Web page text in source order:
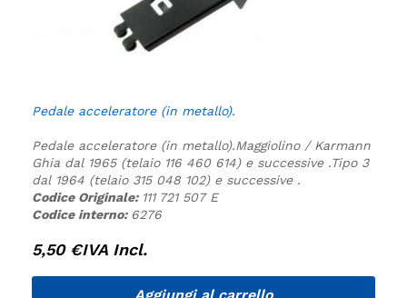
Pedale acceleratore (in metallo).
Pedale acceleratore (in metallo).Maggiolino / Karmann
Ghia dal 1965 (telaio 116 460 614) e successive .Tipo 3
dal 1964 (telaio 315 048 102) e successive .
Codice Originale: 111 721 507 E
Codice interno: 6276
5,50 €IVA Incl.
Aggiungi al carrello